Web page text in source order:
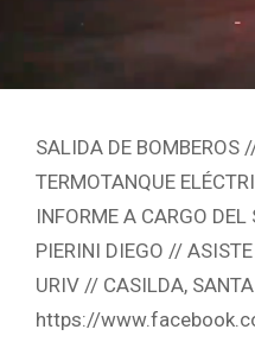
SALIDA DE BOMBEROS
TERMOTANQUE
INFORME A CARGO
PIERINI DIEGO //
URIV // CASILDA,
https://